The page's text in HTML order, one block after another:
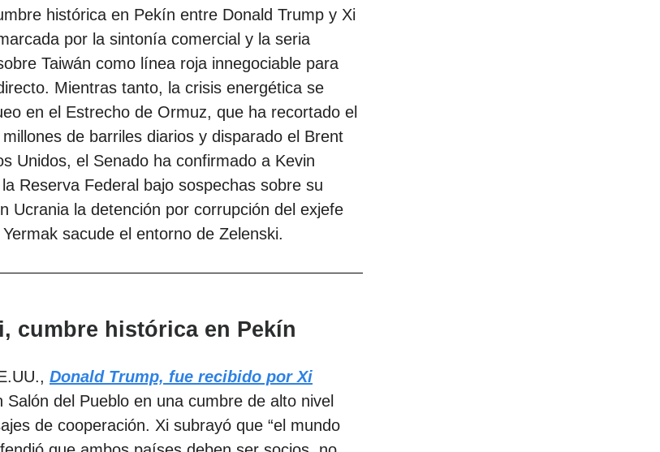
histórica en Pekín entre Donald Trump y Xi
por la sintonía comercial y la seria
Taiwán como línea roja innegociable para
Mientras tanto, la crisis energética se
en el Estrecho de Ormuz, que ha recortado el
de barriles diarios y disparado el Brent
Unidos, el Senado ha confirmado a Kevin
Reserva Federal bajo sospechas sobre su
Ucrania la detención por corrupción del exjefe
sacude el entorno de Zelenski.
cumbre histórica en Pekín
Donald Trump, fue recibido por Xi
Salón del Pueblo en una cumbre de alto nivel
de cooperación. Xi subrayó que “el mundo